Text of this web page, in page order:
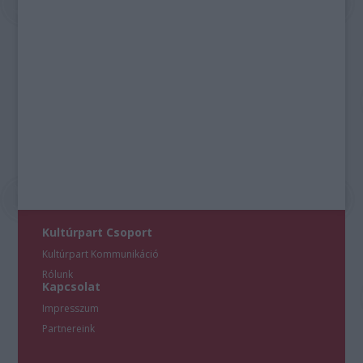
Kultúrpart Csoport
Kultúrpart Kommunikáció
Rólunk
Kapcsolat
Impresszum
Partnereink